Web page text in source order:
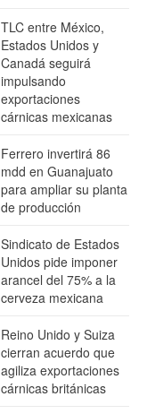
TLC entre México,
Estados Unidos y
Canadá seguirá
impulsando
exportaciones
cárnicas mexicanas
Ferrero invertirá 86
mdd en Guanajuato
para ampliar su planta
de producción
Sindicato de Estados
Unidos pide imponer
arancel del 75% a la
cerveza mexicana
Reino Unido y Suiza
cierran acuerdo que
agiliza exportaciones
cárnicas británicas